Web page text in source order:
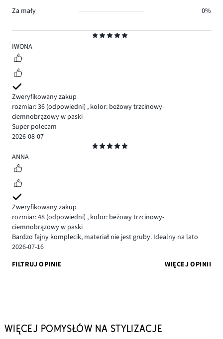
5
IWONA
Zweryfikowany zakup
rozmiar: 36 (odpowiedni) , kolor: beżowy trzcinowy-
ciemnobrązowy w paski
Super polecam
2026-08-07
5
ANNA
Zweryfikowany zakup
rozmiar: 48 (odpowiedni) , kolor: beżowy trzcinowy-
ciemnobrązowy w paski
Bardzo fajny komplecik, materiał nie jest gruby. Idealny na lato
2026-07-16
FILTRUJ OPINIE
WIĘCEJ OPINII
Za mały
0%
WIĘCEJ POMYSŁÓW NA STYLIZACJE